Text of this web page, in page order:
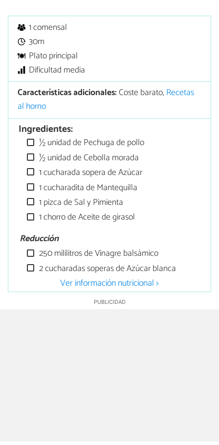
1 comensal
30m
Plato principal
Dificultad media
Características adicionales:Coste barato,Recetas
al horno
Ingredientes:
½ unidad de Pechuga de pollo
½ unidad de Cebolla morada
1 cucharada sopera de Azúcar
1 cucharadita de Mantequilla
1 pizca de Sal y Pimienta
1 chorro de Aceite de girasol
Reducción
250 mililitros de Vinagre balsámico
2 cucharadas soperas de Azúcar blanca
Ver información nutricional >